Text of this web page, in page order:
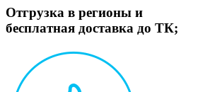
Отгрузка в регионы и
бесплатная доставка до ТК;